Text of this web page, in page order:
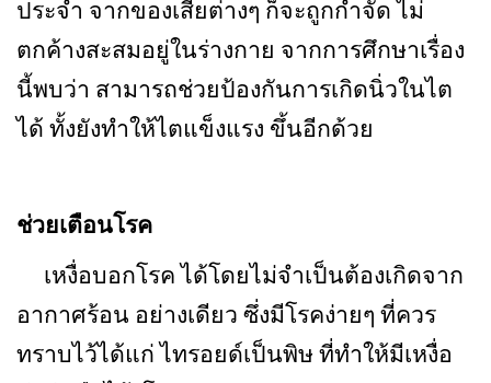
ประจำ จากของเสียต่างๆ ก็จะถูกกำจัด ไม่
ตกค้างสะสมอยู่ในร่างกาย จากการศึกษาเรื่อง
นี้พบว่า สามารถช่วยป้องกันการเกิดนิ่วในไต
ได้ ทั้งยังทำให้ไตแข็งแรง ขึ้นอีกด้วย
ช่วยเตือนโรค
เหงื่อบอกโรค ได้โดยไม่จำเป็นต้องเกิดจาก
อากาศร้อน อย่างเดียว ซึ่งมีโรคง่ายๆ ที่ควร
ทราบไว้ได้แก่ ไทรอยด์เป็นพิษ ที่ทำให้มีเหงื่อ